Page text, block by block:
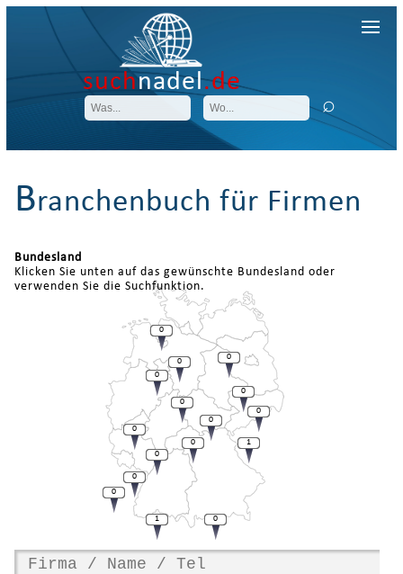
suchnadel.de
Branchenbuch für Firmen
Bundesland
Klicken Sie unten auf das gewünschte Bundesland oder
verwenden Sie die Suchfunktion.
1
0
0
0
0
0
0
0
0
0
0
0
0
1
0
0